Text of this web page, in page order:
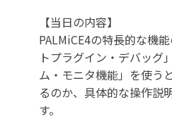
【当日の内容】
PALMiCE4の特長的な機
トプラグイン・デバッグ
ム・モニタ機能」を使う
るのか、具体的な操作説
す。